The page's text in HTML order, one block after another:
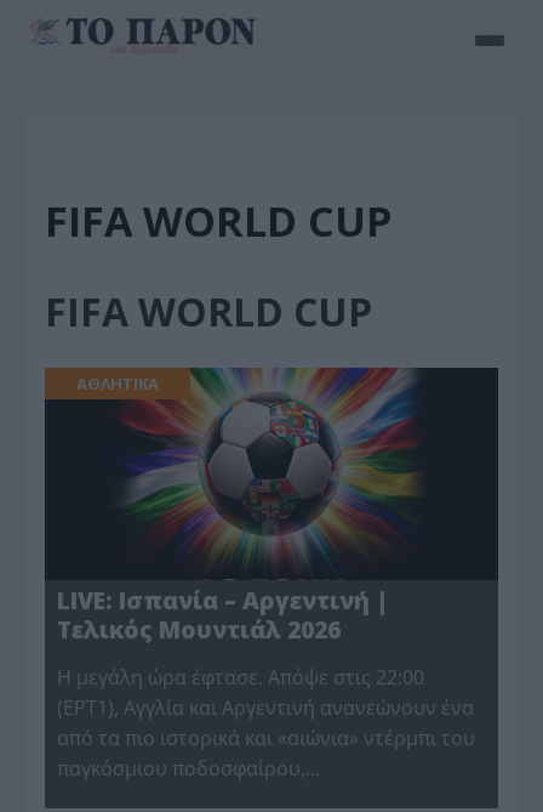
FIFA WORLD CUP
FIFA WORLD CUP
ΑΘΛΗΤΙΚΑ
LIVE: Ισπανία – Αργεντινή |
Τελικός Μουντιάλ 2026
Η μεγάλη ώρα έφτασε. Απόψε στις 22:00
(ΕΡΤ1), Αγγλία και Αργεντινή ανανεώνουν ένα
από τα πιο ιστορικά και «αιώνια» ντέρμπι του
παγκόσμιου ποδοσφαίρου,…